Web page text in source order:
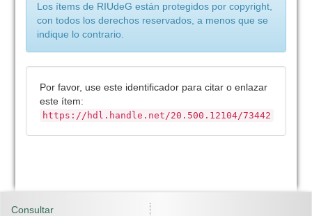
Los ítems de RIUdeG están protegidos por copyright,
con todos los derechos reservados, a menos que se
indique lo contrario.
Por favor, use este identificador para citar o enlazar
este ítem:
https://hdl.handle.net/20.500.12104/73442
Consultar